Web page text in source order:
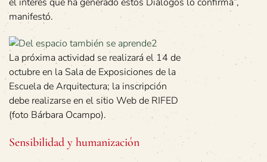
manifestó.
La próxima actividad se realizará el 14 de
octubre en la Sala de Exposiciones de la
Escuela de Arquitectura; la inscripción
debe realizarse en el sitio Web de RIFED
(foto Bárbara Ocampo).
Sensibilidad y humanización